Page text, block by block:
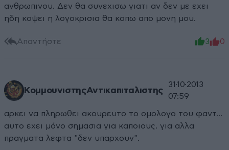
ανθρωπινου. Δεν θα συνεχισω γιατι αν δεν με εχει
ηδη κοψει η λογοκρισια θα κοπω απο μονη μου.
Απαντήστε 3 0
ΚομμουνιστηςΑντικαπιταλιστης
31·10·2013
07:59
αρκει να πληρωθει ακουρευτο το ομολογο του φαντ...
αυτο εχει μόνο σημασια για καποιους. για αλλα
πραγματα λεφτα "δεν υπαρχουν".